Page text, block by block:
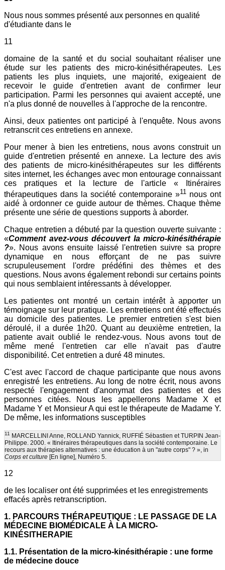
Nous nous sommes présenté aux personnes en qualité
d'étudiante dans le
11
domaine de la santé et du social souhaitant réaliser une
étude sur les patients des micro-kinésithérapeutes. Les
patients les plus inquiets, une majorité, exigeaient de
recevoir le guide d'entretien avant de confirmer leur
participation. Parmi les personnes qui avaient accepté, une
n'a plus donné de nouvelles à l'approche de la rencontre.
Ainsi, deux patientes ont participé à l'enquête. Nous avons
retranscrit ces entretiens en annexe.
Pour mener à bien les entretiens, nous avons construit un
guide d'entretien présenté en annexe. La lecture des avis
des patients de micro-kinésithérapeutes sur les différents
sites internet, les échanges avec mon entourage connaissant
ces pratiques et la lecture de l'article « Itinéraires
thérapeutiques dans la société contemporaine »11
nous ont
aidé à ordonner ce guide autour de thèmes. Chaque thème
présente une série de questions supports à aborder.
Chaque entretien a débuté par la question ouverte suivante :
«Comment avez-vous découvert la micro-kinésithérapie
?». Nous avons ensuite laissé l'entretien suivre sa propre
dynamique en nous efforçant de ne pas suivre
scrupuleusement l'ordre prédéfini des thèmes et des
questions. Nous avons également rebondi sur certains points
qui nous semblaient intéressants à développer.
Les patientes ont montré un certain intérêt à apporter un
témoignage sur leur pratique. Les entretiens ont été effectués
au domicile des patientes. Le premier entretien s'est bien
déroulé, il a durée 1h20. Quant au deuxième entretien, la
patiente avait oublié le rendez-vous. Nous avons tout de
même mené l'entretien car elle n'avait pas d'autre
disponibilité. Cet entretien a duré 48 minutes.
C'est avec l'accord de chaque participante que nous avons
enregistré les entretiens. Au long de notre écrit, nous avons
respecté l'engagement d'anonymat des patientes et des
personnes citées. Nous les appellerons Madame X et
Madame Y et Monsieur A qui est le thérapeute de Madame Y.
De même, les informations susceptibles
11 MARCELLINI Anne, ROLLAND Yannick, RUFFIÉ Sébastien et TURPIN Jean-
Philippe. 2000. « Itinéraires thérapeutiques dans la société contemporaine. Le
recours aux thérapies alternatives : une éducation à un "autre corps" ? », in
Corps et culture [En ligne], Numéro 5.
12
de les localiser ont été supprimées et les enregistrements
effacés après retranscription.
1. PARCOURS THÉRAPEUTIQUE : LE PASSAGE DE LA
MÉDECINE BIOMÉDICALE À LA MICRO-
KINÉSITHERAPIE
1.1. Présentation de la micro-kinésithérapie : une forme
de médecine douce